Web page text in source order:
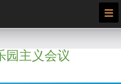
≡
园主义会议